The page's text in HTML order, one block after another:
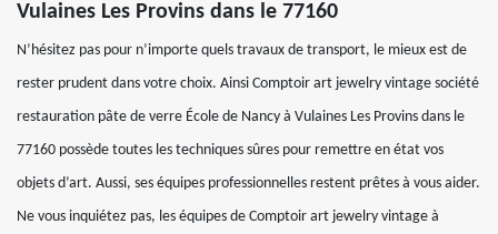
Vulaines Les Provins dans le 77160
N’hésitez pas pour n’importe quels travaux de transport, le mieux est de
rester prudent dans votre choix. Ainsi Comptoir art jewelry vintage société
restauration pâte de verre École de Nancy à Vulaines Les Provins dans le
77160 possède toutes les techniques sûres pour remettre en état vos
objets d’art. Aussi, ses équipes professionnelles restent prêtes à vous aider.
Ne vous inquiétez pas, les équipes de Comptoir art jewelry vintage à